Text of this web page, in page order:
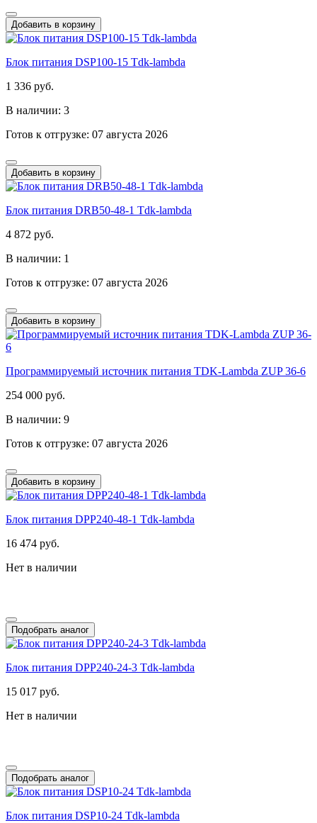
Добавить в корзину
Блок питания DSP100-15 Tdk-lambda
1 336 руб.
В наличии: 3
Готов к отгрузке: 07 августа 2026
Добавить в корзину
Блок питания DRB50-48-1 Tdk-lambda
4 872 руб.
В наличии: 1
Готов к отгрузке: 07 августа 2026
Добавить в корзину
Программируемый источник питания TDK-Lambda ZUP 36-6
254 000 руб.
В наличии: 9
Готов к отгрузке: 07 августа 2026
Добавить в корзину
Блок питания DPP240-48-1 Tdk-lambda
16 474 руб.
Нет в наличии
Подобрать аналог
Блок питания DPP240-24-3 Tdk-lambda
15 017 руб.
Нет в наличии
Подобрать аналог
Блок питания DSP10-24 Tdk-lambda